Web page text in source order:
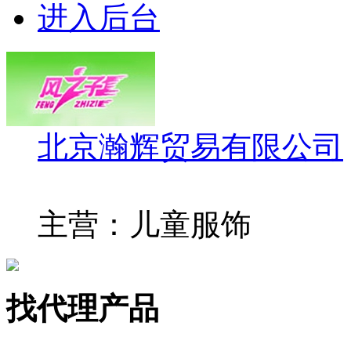
进入后台
北京瀚辉贸易有限公司
主营：儿童服饰
找代理产品